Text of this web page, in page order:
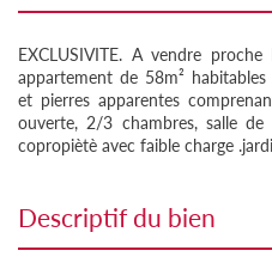
EXCLUSIVITE. A vendre
appartement de 58m²
et pierres apparentes
ouverte, 2/3 chambres, salle
copropiètè avec faible charge
descriptif du bien